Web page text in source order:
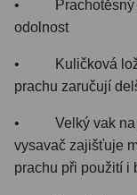
• Prachotěsný
odolnost
• Kuličková
prachu zaručují
• Velký vak na
vysavač zajišťuje
prachu při použití i